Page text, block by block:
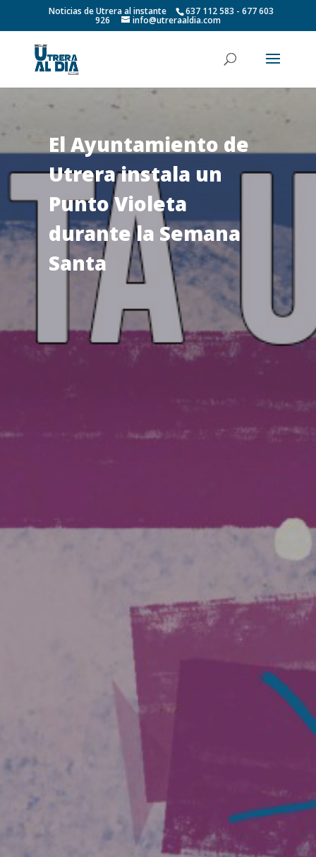
Noticias de Utrera al instante 637 112 583 - 677 603
926 info@utreraaldia.com
El Ayuntamiento de
Utrera instala un
Punto Violeta
durante la Semana
Santa